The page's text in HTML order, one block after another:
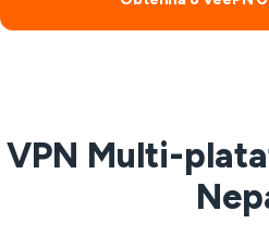
VPN Multi-